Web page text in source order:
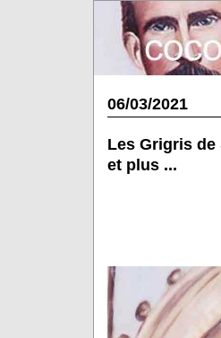
06/03/2021
Les Grigris
et plus ...